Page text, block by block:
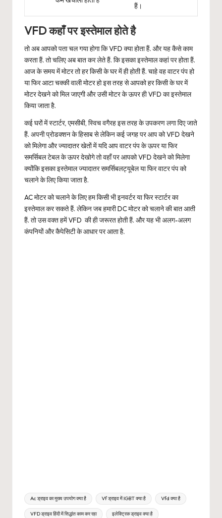
हैं।
VFD कहाँ पर इस्तेमाल होते है
तो अब आपको पता चल गया होगा कि VFD क्या होता हैं. और यह कैसे काम
करता हैं. तो चलिए अब बात कर लेते हैं. कि इसका इस्तेमाल कहां पर होता हैं.
आज के समय में मोटर तो हर किसी के घर में ही होती हैं. चाहे वह वाटर पंप हो
या फिर आटा चक्की वाली मोटर हो इस तरह से आपको हर किसी के घर में
मोटर देखने को मिल जाएगी और उसी मोटर के ऊपर ही VFD का इस्तेमाल
किया जाता है.
कई घरों में स्टार्टर, एमसीबी, स्विच वगैरह इस तरह के उपकरण लगा दिए जाते
हैं. अपनी प्रोडक्शन के हिसाब से लेकिन कई जगह पर आप को VFD देखने
को मिलेगा और ज्यादातर खेतों में यदि आप वाटर पंप के ऊपर या फिर
समर्सिबल टेबल के ऊपर देखोगे तो वहाँ पर आपको VFD देखने को मिलेगा
क्योंकि इसका इस्तेमाल ज्यादातर समर्सिबलट्यूबेल या फिर वाटर पंप को
चलाने के लिए किया जाता है.
AC मोटर को चलाने के लिए हम किसी भी इनवर्टर या फिर स्टार्टर का
इस्तेमाल कर सकते हैं. लेकिन जब हमारी DC मोटर को चलाने की बात आती
हैं. तो उस वक्त हमें VFD की ही जरूरत होती हैं. और यह भी अलग-अलग
कंपनियों और कैपेसिटी के आधार पर आता है.
Tags:
Ac ड्राइव का मुख्य उपयोग क्या है Vf ड्राइव में IGBT क्या है Vfd क्या है
VFD ड्राइव हिंदी में सिद्धांत काम कर रहा इलेक्ट्रिक ड्राइव क्या है